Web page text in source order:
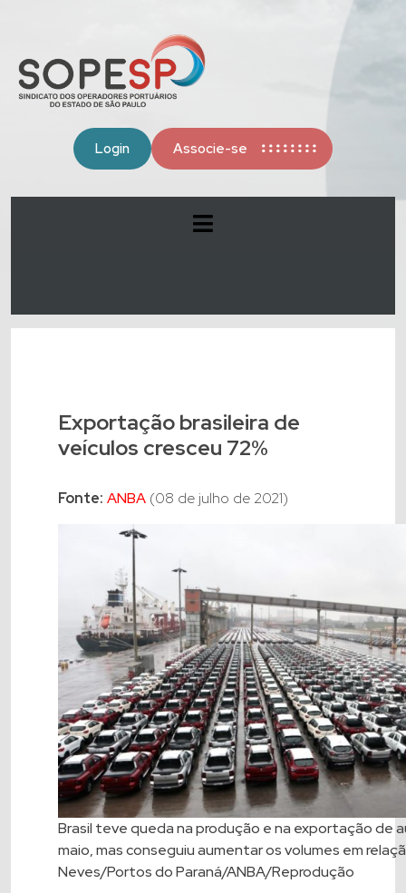
Login Associe-se
Exportação brasileira de
veículos cresceu 72%
Fonte: ANBA (08 de julho de 2021)
Brasil teve queda na produção e na exportação de
maio, mas conseguiu aumentar os volumes em
Neves/Portos do Paraná/ANBA/Reprodução